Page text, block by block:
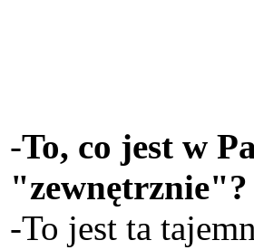
-To, co jest w
"zewnętrznie"?
-To jest ta